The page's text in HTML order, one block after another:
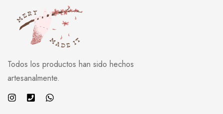
Todos los productos han sido hechos
artesanalmente.